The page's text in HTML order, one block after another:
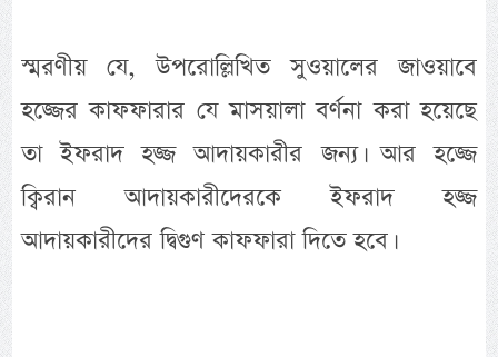
স্মরণীয় যে, উপরোল্লিখিত সুওয়ালের জাওয়াবে
হজ্জের কাফফারার যে মাসয়ালা বর্ণনা করা হয়েছে
তা ইফরাদ হজ্জ আদায়কারীর জন্য। আর হজ্জে
ক্বিরান আদায়কারীদেরকে ইফরাদ হজ্জ
আদায়কারীদের দ্বিগুণ কাফফারা দিতে হবে।